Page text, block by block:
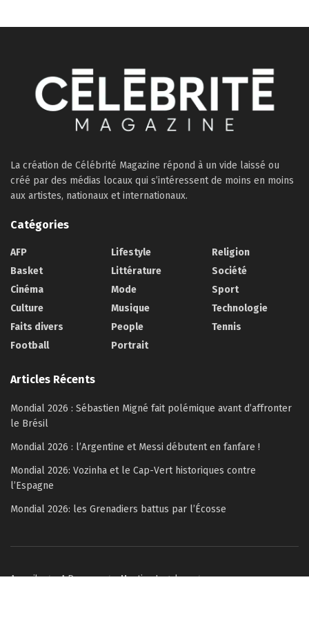
La création de Célébrité Magazine répond à un vide laissé ou
créé par des médias locaux qui s’intéressent de moins en moins
aux artistes, nationaux et internationaux.
Catégories
AFP
Basket
Cinéma
Culture
Faits divers
Football
Lifestyle
Littérature
Mode
Musique
People
Portrait
Religion
Société
Sport
Technologie
Tennis
Articles Récents
Mondial 2026 : Sébastien Migné fait polémique avant d’affronter
le Brésil
Mondial 2026 : l’Argentine et Messi débutent en fanfare !
Mondial 2026: Vozinha et le Cap-Vert historiques contre
l’Espagne
Mondial 2026: les Grenadiers battus par l’Écosse
Accueil A Propos
Mention Legales